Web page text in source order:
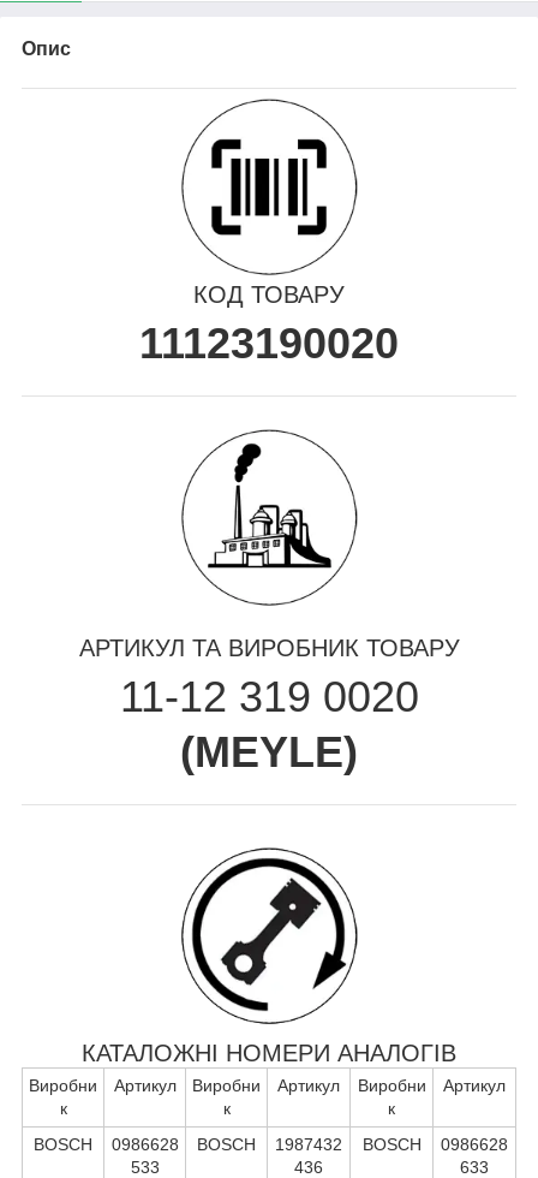
Опис
КОД ТОВАРУ
11123190020
АРТИКУЛ ТА ВИРОБНИК ТОВАРУ
11-12 319 0020
(MEYLE)
КАТАЛОЖНІ НОМЕРИ АНАЛОГІВ
Виробни
к
Артикул
Виробни
к
Артикул
Виробни
к
Артикул
BOSCH
0986628
533
BOSCH
1987432
436
BOSCH
0986628
633